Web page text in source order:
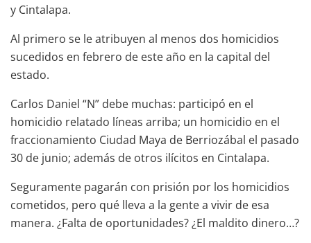
y Cintalapa.
Al primero se le atribuyen al menos dos homicidios
sucedidos en febrero de este año en la capital del
estado.
Carlos Daniel “N” debe muchas: participó en el
homicidio relatado líneas arriba; un homicidio en el
fraccionamiento Ciudad Maya de Berriozábal el pasado
30 de junio; además de otros ilícitos en Cintalapa.
Seguramente pagarán con prisión por los homicidios
cometidos, pero qué lleva a la gente a vivir de esa
manera. ¿Falta de oportunidades? ¿El maldito dinero…?